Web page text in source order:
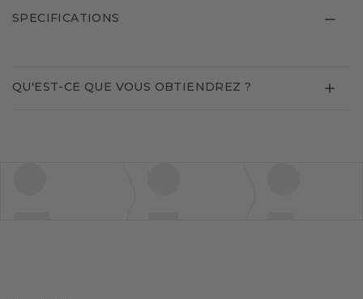
SPECIFICATIONS
QU'EST-CE QUE VOUS OBTIENDREZ ?